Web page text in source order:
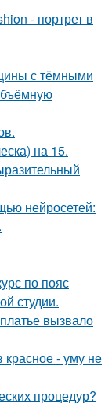
- портрет в
с тёмными
на 15.
нейросетей:
по пояс
студии.
вызвало
красное - уму не
процедур?